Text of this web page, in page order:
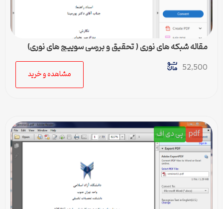
مقاله شبکه های نوری ( تحقیق و بررسی سوییچ های نوری)
52,500
مشاهده و خرید
pdf پی دی اف